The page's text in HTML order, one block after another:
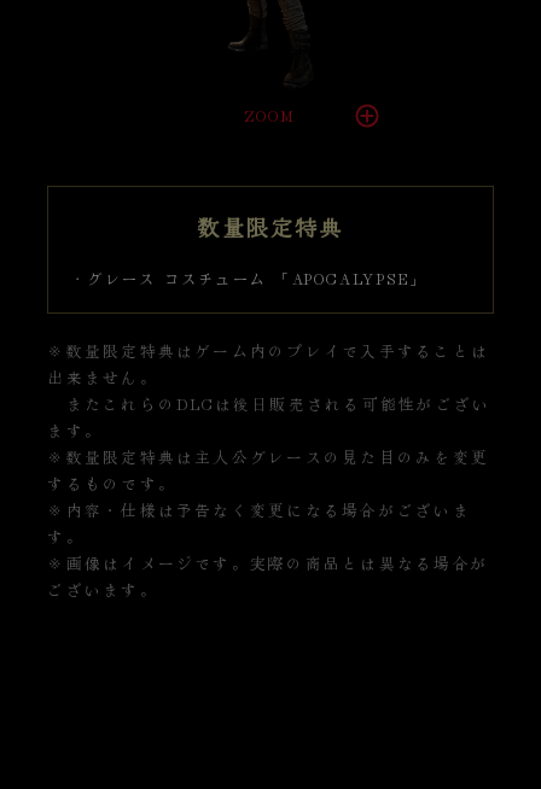
ZOOM
数量限定特典
・グレース コスチューム 「APOCALYPSE」
※数量限定特典はゲーム内のプレイで入手することは
出来ません。
またこれらのDLCは後日販売される可能性がござい
ます。
※数量限定特典は主人公グレースの見た目のみを変更
するものです。
※内容・仕様は予告なく変更になる場合がございま
す。
※画像はイメージです。実際の商品とは異なる場合が
ございます。